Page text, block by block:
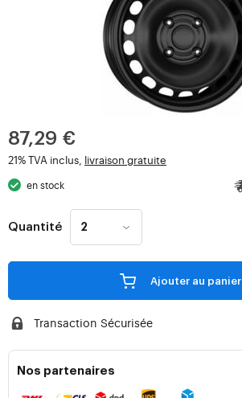
87,29 €
21% TVA inclus, livraison gratuite
en stock
Quantité
Ajouter au panier
Transaction Sécurisée
Nos partenaires